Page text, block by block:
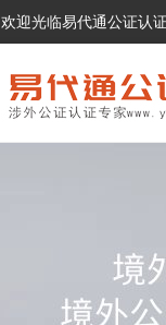
欢迎光临易代通公证认